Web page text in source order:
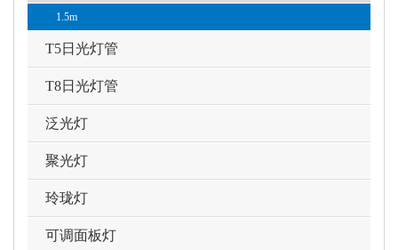
1.5m
T5日光灯管
T8日光灯管
泛光灯
聚光灯
玲珑灯
可调面板灯